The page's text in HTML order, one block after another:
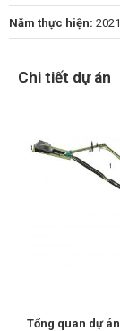
Năm thực hiện: 2021
Chi tiết dự án
Tổng quan dự án